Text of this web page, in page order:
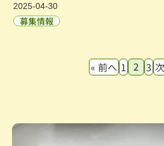
2025-04-30
募集情報
« 前へ 1 2 3